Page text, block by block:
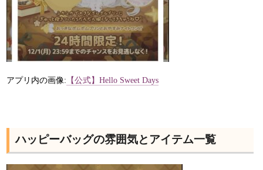
アプリ内の画像: 【公式】Hello Sweet Days
ハッピーバッグの雰囲気とアイテム一覧